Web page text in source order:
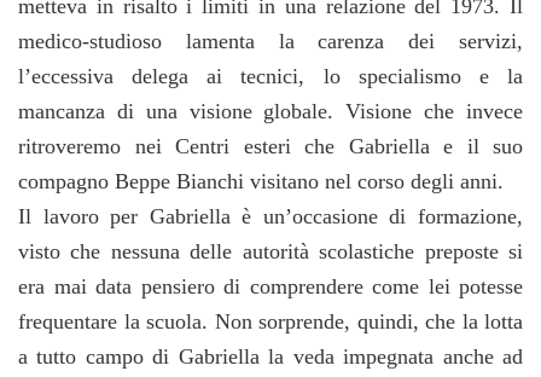
metteva in risalto i limiti in una relazione del 1973. Il
medico-studioso lamenta la carenza dei servizi,
l’eccessiva delega ai tecnici, lo specialismo e la
mancanza di una visione globale. Visione che invece
ritroveremo nei Centri esteri che Gabriella e il suo
compagno Beppe Bianchi visitano nel corso degli anni.
Il lavoro per Gabriella è un’occasione di formazione,
visto che nessuna delle autorità scolastiche preposte si
era mai data pensiero di comprendere come lei potesse
frequentare la scuola. Non sorprende, quindi, che la lotta
a tutto campo di Gabriella la veda impegnata anche ad